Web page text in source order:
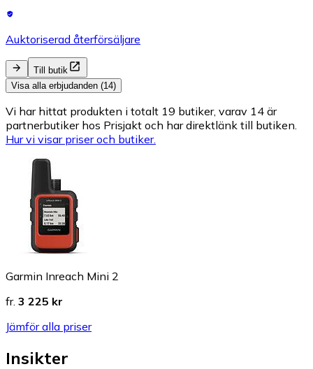
Auktoriserad återförsäljare
Till butik
Visa alla erbjudanden (14)
Vi har hittat produkten i totalt 19 butiker, varav 14 är
partnerbutiker hos Prisjakt och har direktlänk till butiken.
Hur vi visar priser och butiker.
Garmin Inreach Mini 2
fr. 3 225 kr
Jämför alla priser
Insikter